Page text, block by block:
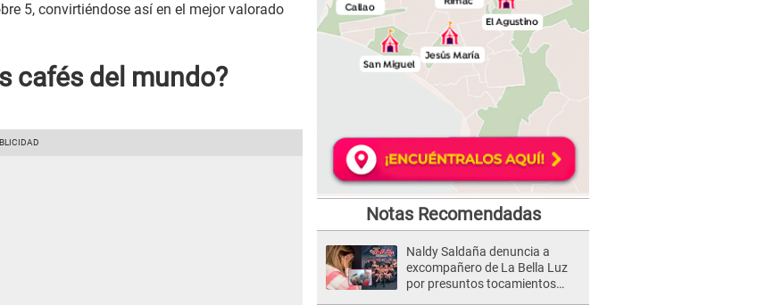
5, convirtiéndose así en el mejor valorado
cafés del mundo?
Notas Recomendadas
Naldy Saldaña denuncia a
excompañero de La Bella Luz
por presuntos tocamientos